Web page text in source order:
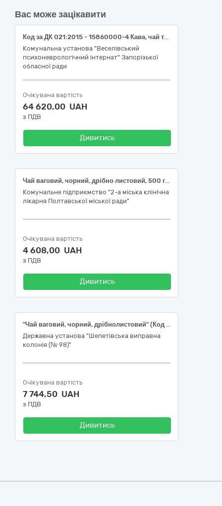
Вас може зацікавити
Код за ДК 021:2015 - 15860000-4 Кава, чай та супутня продукція (Чай чорний байховий фасований, Кавовий напій розчинний фасований)
Комунальна установа "Веселівський
психоневрологічний інтернат" Запорізької
обласної ради
Очікувана вартість
64 620,00 UAH
з ПДВ
Дивитись
Чай ваговий, чорний, дрібно листовий, 500 грам
Комунальне підприємство "2-а міська клінічна
лікарня Полтавської міської ради"
Очікувана вартість
4 608,00 UAH
з ПДВ
Дивитись
"Чай ваговий, чорний, дрібнолистовий" (Код згідно ДК 021:2015 "Єдиний закупівельний словник" – 15860000-4 - Кава, чай та супутня продукція)
Державна установа "Шепетівська виправна
колонія (№ 98)"
Очікувана вартість
7 744,50 UAH
з ПДВ
Дивитись